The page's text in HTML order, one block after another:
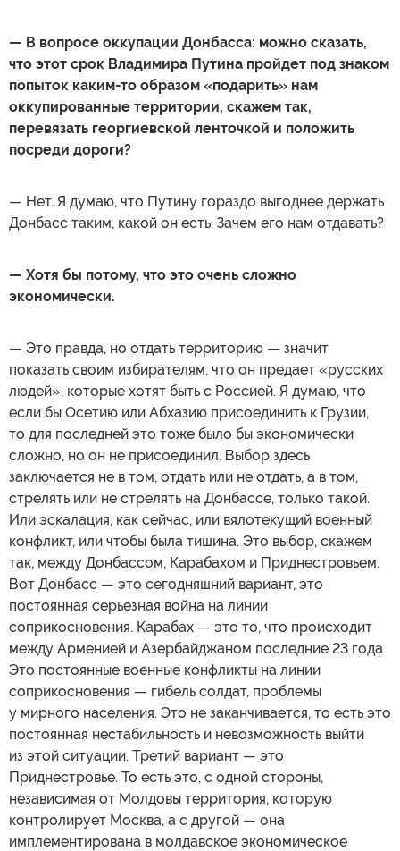
— В вопросе оккупации Донбасса: можно сказать,
что этот срок Владимира Путина пройдет под знаком
попыток каким-то образом «подарить» нам
оккупированные территории, скажем так,
перевязать георгиевской ленточкой и положить
посреди дороги?
— Нет. Я думаю, что Путину гораздо выгоднее держать
Донбасс таким, какой он есть. Зачем его нам отдавать?
— Хотя бы потому, что это очень сложно
экономически.
— Это правда, но отдать территорию — значит
показать своим избирателям, что он предает «русских
людей», которые хотят быть с Россией. Я думаю, что
если бы Осетию или Абхазию присоединить к Грузии,
то для последней это тоже было бы экономически
сложно, но он не присоединил. Выбор здесь
заключается не в том, отдать или не отдать, а в том,
стрелять или не стрелять на Донбассе, только такой.
Или эскалация, как сейчас, или вялотекущий военный
конфликт, или чтобы была тишина. Это выбор, скажем
так, между Донбассом, Карабахом и Приднестровьем.
Вот Донбасс — это сегодняшний вариант, это
постоянная серьезная война на линии
соприкосновения. Карабах — это то, что происходит
между Арменией и Азербайджаном последние 23 года.
Это постоянные военные конфликты на линии
соприкосновения — гибель солдат, проблемы
у мирного населения. Это не заканчивается, то есть это
постоянная нестабильность и невозможность выйти
из этой ситуации. Третий вариант — это
Приднестровье. То есть это, с одной стороны,
независимая от Молдовы территория, которую
контролирует Москва, а с другой — она
имплементирована в молдавское экономическое